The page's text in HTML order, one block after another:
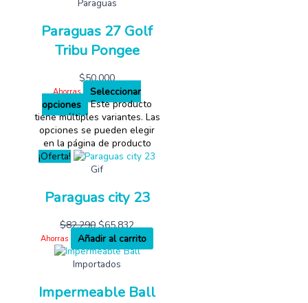
Paraguas
Paraguas 27 Golf
Tribu Pongee
$50,000
Ahorras
Seleccionar
opciones
Este producto
tiene múltiples variantes. Las
opciones se pueden elegir
en la página de producto
¡Oferta!
Gif
Paraguas city 23
$82,290 $65,832
Ahorras
Añadir al carrito
Importados
Impermeable Ball